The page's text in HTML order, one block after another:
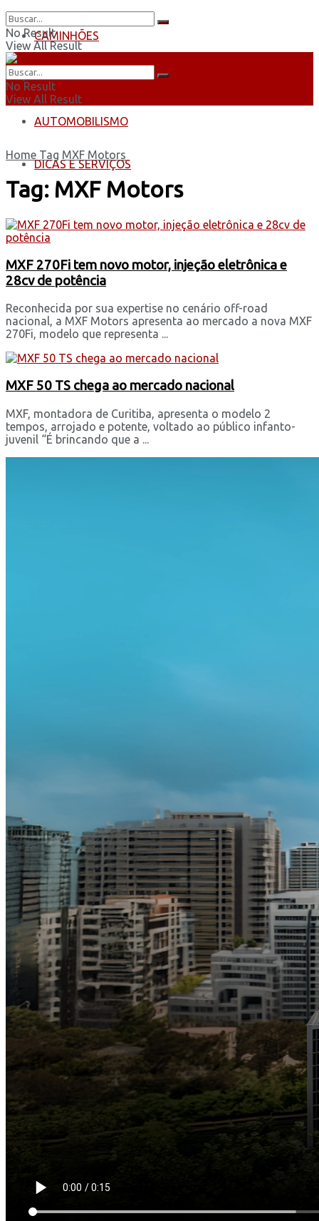
CAMINHÕES
ÔNIBUS
AUTOMOBILISMO
DICAS E SERVIÇOS
No Result
View All Result
No Result
View All Result
Home Tag MXF Motors
Tag: MXF Motors
MXF 270Fi tem novo motor, injeção eletrônica e
28cv de potência
Reconhecida por sua expertise no cenário off-road
nacional, a MXF Motors apresenta ao mercado a nova MXF
270Fi, modelo que representa ...
MXF 50 TS chega ao mercado nacional
MXF, montadora de Curitiba, apresenta o modelo 2
tempos, arrojado e potente, voltado ao público infanto-
juvenil “É brincando que a ...